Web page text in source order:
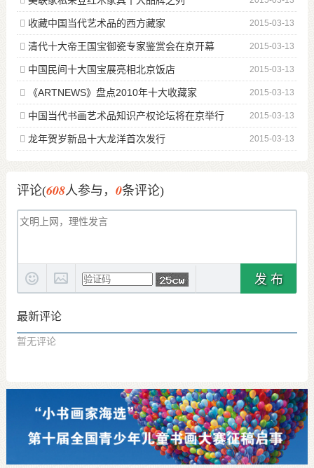
2015-03-13
收藏中国当代艺术品的西方藏家
2015-03-13
清代十大帝王国宝御瓷专家鉴赏会在京开幕
2015-03-13
中国民间十大国宝展亮相北京饭店
2015-03-13
《ARTNEWS》盘点2010年十大收藏家
2015-03-13
中国当代书画艺术品知识产权论坛将在京举行
2015-03-13
龙年贺岁新品十大龙洋首次发行
评论(608人参与， 0条评论)
发 布
最新评论
暂无评论